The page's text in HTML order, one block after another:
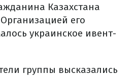
Казахстана
его
украинское ивент-
группы высказались